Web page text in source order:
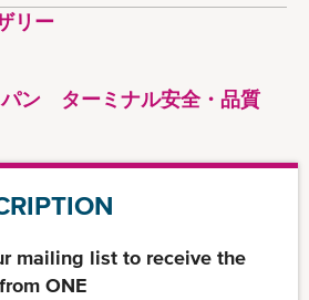
リー
ン ターミナル安全・品質
mailing list to receive the
ONE